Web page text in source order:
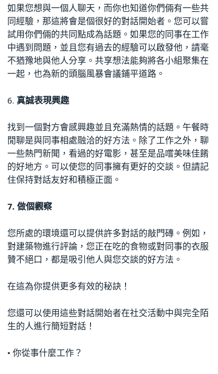
如果您想與一個人聊天，而你也知道你們倆有一些共
同經驗，那這將會是個很好的對話開始者。您可以嘗
試用你們倆的共同點成為話題。如果您的同事在工作
中遇到問題，並且您有過去的經驗可以啟發他，請毫
不猶豫地與他人分享。共享想法能夠將各小組聚集在
一起，也為新的頭腦風暴會議鋪平道路。
6. 真誠表現興趣
找到一個對方會感興趣並且充滿熱情的話題。午餐時
閒聊是與同事相處融洽的好方法。除了工作之外，聊
一些熱門新聞，看過的好電影，甚至是品嚐美味佳餚
的好地方。可以使您的同事擁有更好的交談。但請記
住保持對話友好和積極正面。
7. 做個觀察
您所處的環境還可以提供許多對話的敲門磚。例如，
對建築物進行評論，您正在吃的食物或對同事的衣服
贊不絕口，都是吸引他人與您交談的好方法。
在這為你提供更多有效的秘訣！
您還可以使用這些對話開始者在社交活動中與完全陌
生的人進行簡短對話！
• 你從事什麼工作？